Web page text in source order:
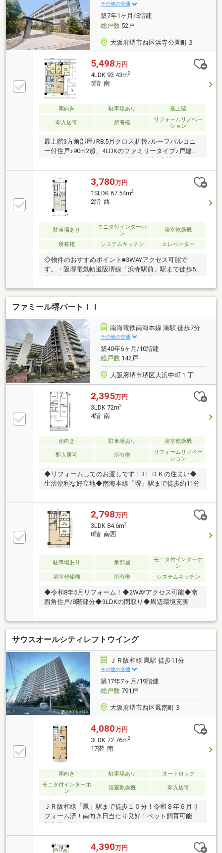
その他の交通
築7年1ヶ月/5階建
総戸数52戸
大阪府堺市西区浜寺公園町３
5,498万円
4LDK 93.43m2
5階 南
南向き 駐車場あり 最上階
即入居可 所有権
リフォームリノベー
ション
最上階3方角部屋♪R8.5月クロス貼替♪ルーフバルコニ
ー付住戸♪90m2超、4LDKのファミリータイプ♪戸建並
みの広さを有しており、かつ駅から近い立地です♪
3,780万円
1SLDK 67.54m2
2階 西
駐車場あり
モニタ付インターホ
ン
浴室乾燥機
所有権 システムキッチン エレベーター
◇物件のおすすめポイント■3WAYアクセス可能で
す。・阪堺電気軌道阪堺線「浜寺駅前」駅まで徒歩5
分・南海本線「浜寺公園」駅まで徒歩7分・JR阪和線
「東羽衣」駅まで徒歩10分■公園近接につき、眺望良
好。季節を感じるロケーションです。■LDKは約15.6
帖。隣接する約5.2帖の洋室と一体利用が可能です。■
全居室に収納スペースがあります。■キッチンには家
事の時短に繋がる、食器洗乾燥機付き。■浴室には浴
室暖房乾燥機が搭載されています。■非対面で荷物の
受け取りが可能な宅配ボックスの設置があります。
■TVモニター付きインターホンやオートロックが備わ
っており、セキュリティも安心。
ファミール堺パートＩＩ
南海電鉄南海本線 湊駅 徒歩7分
その他の交通
築40年6ヶ月/10階建
総戸数142戸
大阪府堺市堺区大浜中町１丁
2,395万円
3LDK 72m2
4階 南
南向き 駐車場あり 浴室乾燥機
即入居可 所有権
リフォームリノベー
ション
◆リフォームしてのお渡しです！3ＬＤＫの住まい◆
生活便利な好立地◆南海本線「堺」駅まで徒歩約11分
2,798万円
3LDK 84.6m2
8階 南西
駐車場あり 角部屋
モニタ付インターホ
ン
浴室乾燥機
所有権 システムキッチン
◆令和8年5月リフォーム！◆2WAYアクセス可能◆南
西角住戸/8階部分◆3LDKの間取り◆周辺環境充実
サウスオールシティレフトウイング
ＪＲ阪和線 鳳駅 徒歩11分
その他の交通
築17年7ヶ月/19階建
総戸数791戸
大阪府堺市西区鳳南町３
4,080万円
3LDK 72.76m2
17階 南
南向き 駐車場あり
オートロック
モニタ付インターホ
ン
浴室乾燥機 即入居可
ＪＲ阪和線「鳳」駅まで徒歩１０分！令和８年６月リ
フォーム済！南向き日当たり良好！ペット飼育可能！
即入居可能！
4,390万円